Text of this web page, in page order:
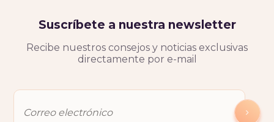
Suscríbete a nuestra newsletter
Recibe nuestros consejos y noticias exclusivas
directamente por e-mail